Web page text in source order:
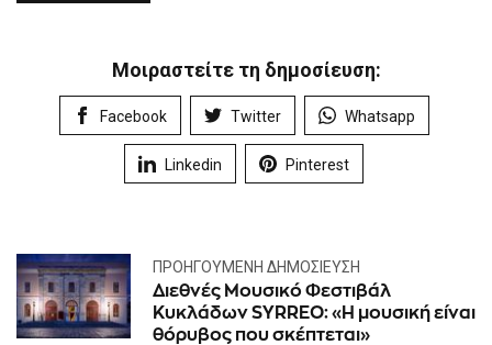
Μοιραστείτε τη δημοσίευση:
Facebook Twitter Whatsapp
Linkedin Pinterest
ΠΡΟΗΓΟΎΜΕΝΗ ΔΗΜΟΣΊΕΥΣΗ
Διεθνές Μουσικό Φεστιβάλ
Κυκλάδων SYRREO: «Η μουσική είναι
θόρυβος που σκέπτεται»